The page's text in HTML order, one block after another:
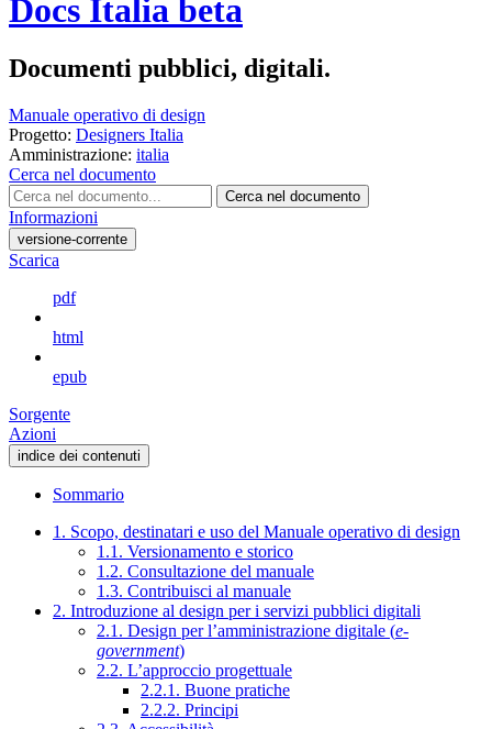
Docs Italia beta
Documenti pubblici, digitali.
Manuale operativo di design
Progetto: Designers Italia
Amministrazione: italia
Cerca nel documento
Cerca nel documento
Informazioni
versione-corrente
Scarica
pdf
html
epub
Sorgente
Azioni
indice dei contenuti
Sommario
1. Scopo, destinatari e uso del Manuale operativo di design
1.1. Versionamento e storico
1.2. Consultazione del manuale
1.3. Contribuisci al manuale
2. Introduzione al design per i servizi pubblici digitali
2.1. Design per l’amministrazione digitale (e-
government)
2.2. L’approccio progettuale
2.2.1. Buone pratiche
2.2.2. Principi